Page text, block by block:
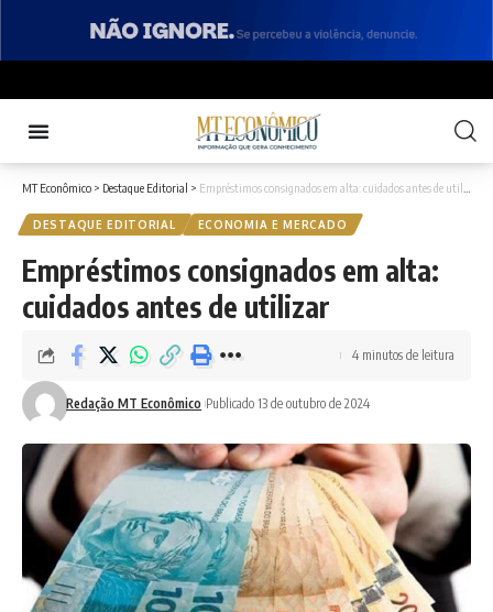
MT Econômico > Destaque Editorial > Empréstimos consignados em alta: cuidados antes de utilizar
DESTAQUE EDITORIAL ECONOMIA E MERCADO
Empréstimos consignados em alta:
cuidados antes de utilizar
Redação MT Econômico Publicado 13 de outubro de 2024
4 minutos de leitura